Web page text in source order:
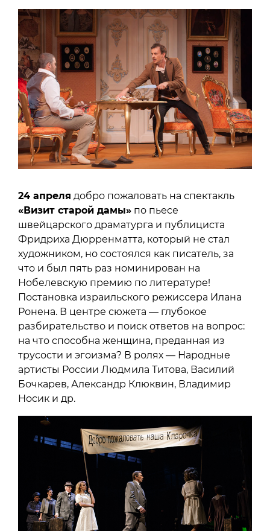
24 апреля добро пожаловать на спектакль
«Визит старой дамы» по пьесе
швейцарского драматурга и публициста
Фридриха Дюрренматта, который не стал
художником, но состоялся как писатель, за
что и был пять раз номинирован на
Нобелевскую премию по литературе!
Постановка израильского режиссера Илана
Ронена. В центре сюжета — глубокое
разбирательство и поиск ответов на вопрос:
на что способна женщина, преданная из
трусости и эгоизма? В ролях — Народные
артисты России Людмила Титова, Василий
Бочкарев, Александр Клюквин, Владимир
Носик и др.